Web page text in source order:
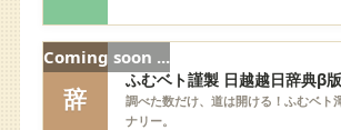
辞
ふむベト謹製 日越越日辞典β版
調べた数だけ、道は開ける！ふむベト
ナリー。
Coming soon ...